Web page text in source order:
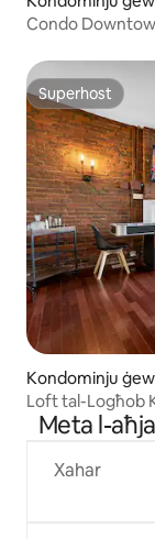
rali
Condo
Superhost
Superhost
Kondominju
Loft tal-Logħob
Meta l-
Xahar